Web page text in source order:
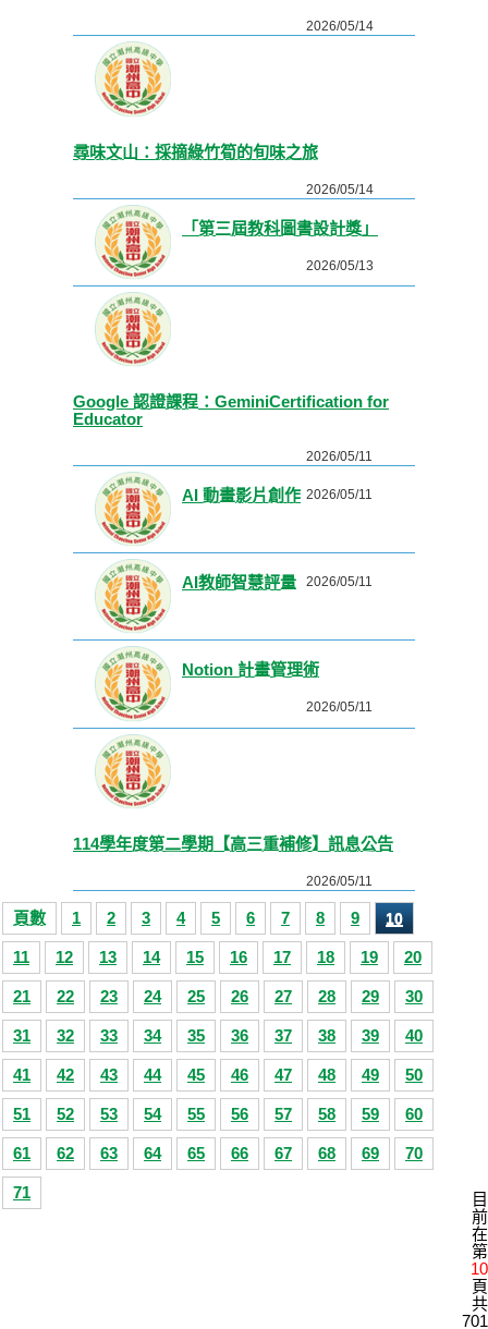
2026/05/14
尋味文山：採摘綠竹筍的旬味之旅
2026/05/14
「第三屆教科圖書設計獎」
2026/05/13
Google 認證課程：GeminiCertification for
Educator
2026/05/11
AI 動畫影片創作 2026/05/11
AI教師智慧評量 2026/05/11
Notion 計畫管理術
2026/05/11
114學年度第二學期【高三重補修】訊息公告
2026/05/11
頁數 1 2 3 4 5 6 7 8 9 10
11 12 13 14 15 16 17 18 19 20
21 22 23 24 25 26 27 28 29 30
31 32 33 34 35 36 37 38 39 40
41 42 43 44 45 46 47 48 49 50
51 52 53 54 55 56 57 58 59 60
61 62 63 64 65 66 67 68 69 70
71
目
前
在
第
10
頁
共
701